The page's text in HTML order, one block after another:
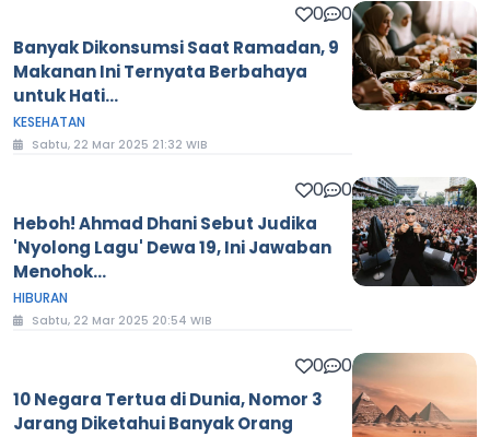
0 0
Banyak Dikonsumsi Saat Ramadan, 9
Makanan Ini Ternyata Berbahaya
untuk Hati...
KESEHATAN
Sabtu, 22 Mar 2025 21:32 WIB
0 0
Heboh! Ahmad Dhani Sebut Judika
'Nyolong Lagu' Dewa 19, Ini Jawaban
Menohok...
HIBURAN
Sabtu, 22 Mar 2025 20:54 WIB
0 0
10 Negara Tertua di Dunia, Nomor 3
Jarang Diketahui Banyak Orang